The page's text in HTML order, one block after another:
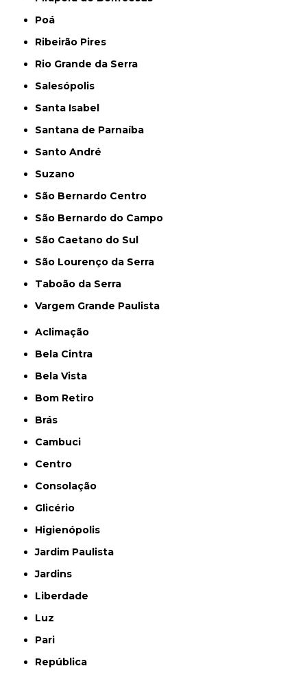
Poá
Ribeirão Pires
Rio Grande da Serra
Salesópolis
Santa Isabel
Santana de Parnaíba
Santo André
Suzano
São Bernardo Centro
São Bernardo do Campo
São Caetano do Sul
São Lourenço da Serra
Taboão da Serra
Vargem Grande Paulista
Aclimação
Bela Cintra
Bela Vista
Bom Retiro
Brás
Cambuci
Centro
Consolação
Glicério
Higienópolis
Jardim Paulista
Jardins
Liberdade
Luz
Pari
República